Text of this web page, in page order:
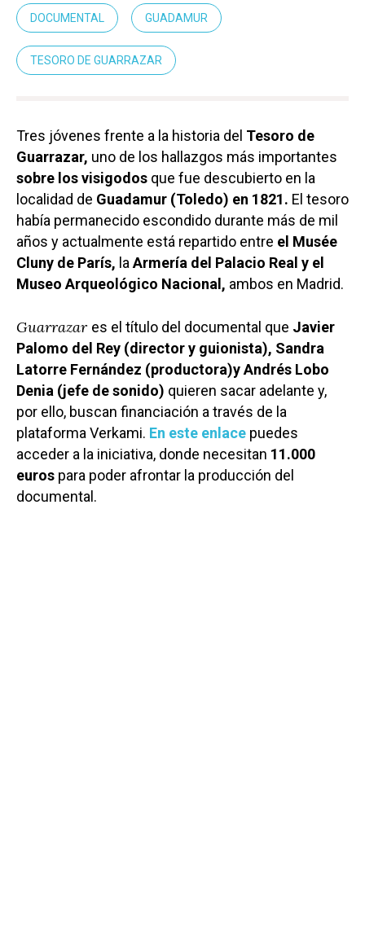
DOCUMENTAL GUADAMUR
TESORO DE GUARRAZAR
Tres jóvenes frente a la historia del Tesoro de
Guarrazar, uno de los hallazgos más importantes
sobre los visigodos que fue descubierto en la
localidad de Guadamur (Toledo) en 1821. El tesoro
había permanecido escondido durante más de mil
años y actualmente está repartido entre el Musée
Cluny de París, la Armería del Palacio Real y el
Museo Arqueológico Nacional, ambos en Madrid.
Guarrazar es el título del documental que Javier
Palomo del Rey (director y guionista), Sandra
Latorre Fernández (productora)y Andrés Lobo
Denia (jefe de sonido) quieren sacar adelante y,
por ello, buscan financiación a través de la
plataforma Verkami. En este enlace puedes
acceder a la iniciativa, donde necesitan 11.000
euros para poder afrontar la producción del
documental.